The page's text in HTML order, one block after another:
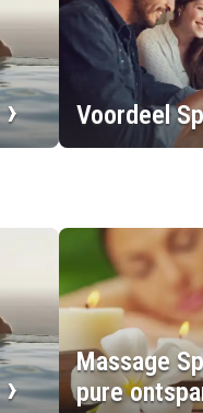
Voordeel
Massage
pure